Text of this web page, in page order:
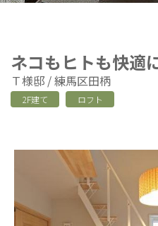
ネコもヒトも快適
Ｔ様邸 練馬区田柄
2F建て ロフト